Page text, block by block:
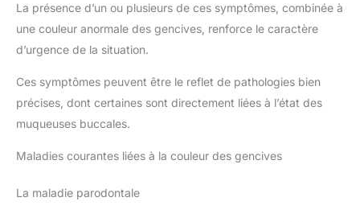
La présence d’un ou plusieurs de ces symptômes, combinée à
une couleur anormale des gencives, renforce le caractère
d’urgence de la situation.
Ces symptômes peuvent être le reflet de pathologies bien
précises, dont certaines sont directement liées à l’état des
muqueuses buccales.
Maladies courantes liées à la couleur des gencives
La maladie parodontale